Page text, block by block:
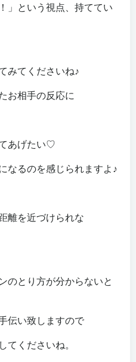
」という視点、持ててい
みてくださいね♪
お相手の反応に
あげたい♡
なるのを感じられますよ♪
離を近づけられな
のとり方が分からないと
伝い致しますので
くださいね。